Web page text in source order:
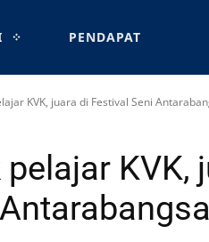
PENDAPAT
KVK, juara di Festival Seni
KVK,